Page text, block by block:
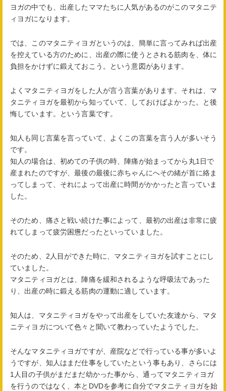
ヨガの中でも、出産したママたちに人気があるのがこのマタニテ
ィヨガになります。
では、このマタニティヨガというのは、簡単に言ってみれば出産
を控えている方のために、出産の際に使うとされる筋肉を、体に
負担をかけずに鍛えておこう。という意図があります。
よくマタニティヨガをした人が言う言葉があります。それは、マ
タニティヨガを最初から知っていて、しておけばよかった。と後
悔しています。という言葉です。
知人も同じ言葉を言っていて、よくこの言葉を言う人が多いそう
です。
知人の場合は、初めての子供の時、陣痛が始まってから丸1日で
産まれたのですが、最後の最後に赤ちゃんにへその緒が首に絡ま
ってしまって、それによって出産に時間がかかったと言っていま
した。
そのため、痛さと戦い続けた事によって、最初の出産は非常に疲
れてしまって疲労困憊だったといっていました。
そのため、2人目ができた時に、マタニティヨガを試すことにし
ていました。
マタニティヨガとは、陣痛を緩和されるような呼吸法であった
り、出産の時に鍛える筋肉の運動に適しています。
知人は、マタニティヨガをやって出産をしていた友達から、マタ
ニティヨガについて色々と聞いて教わっていたようでした。
そんなマタニティヨガですが、産院などで行っている事が多いよ
うですが、知人はまだ仕事をしていたという事もあり、さらには
1人目の子供がまだまだ幼かった事から、通ってマタニティヨガ
を行うのではなく、本とDVDを参考に自分でマタニティヨガを始